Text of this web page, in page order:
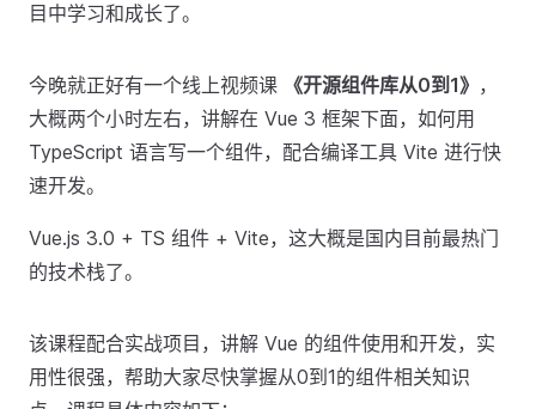
目中学习和成长了。
今晚就正好有一个线上视频课 《开源组件库从0到1》 ，
大概两个小时左右，讲解在 Vue 3 框架下面，如何用
TypeScript 语言写一个组件，配合编译工具 Vite 进行快
速开发。
Vue.js 3.0 + TS 组件 + Vite，这大概是国内目前最热门
的技术栈了。
该课程配合实战项目，讲解 Vue 的组件使用和开发，实
用性很强，帮助大家尽快掌握从0到1的组件相关知识